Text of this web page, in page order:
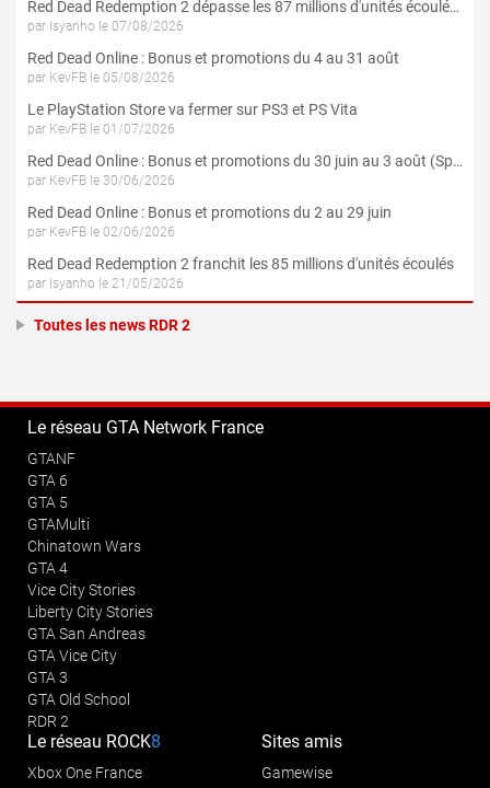
Red Dead Redemption 2 dépasse les 87 millions d'unités écoulées
par Isyanho le 07/08/2026
Red Dead Online : Bonus et promotions du 4 au 31 août
par KevFB le 05/08/2026
Le PlayStation Store va fermer sur PS3 et PS Vita
par KevFB le 01/07/2026
Red Dead Online : Bonus et promotions du 30 juin au 3 août (Spécial 4 Juillet)
par KevFB le 30/06/2026
Red Dead Online : Bonus et promotions du 2 au 29 juin
par KevFB le 02/06/2026
Red Dead Redemption 2 franchit les 85 millions d'unités écoulés
par Isyanho le 21/05/2026
Toutes les news RDR 2
Le réseau GTA Network France
GTANF
GTA 6
GTA 5
GTAMulti
Chinatown Wars
GTA 4
Vice City Stories
Liberty City Stories
GTA San Andreas
GTA Vice City
GTA 3
GTA Old School
RDR 2
Le réseau ROCK8
Xbox One France
Sites amis
Gamewise